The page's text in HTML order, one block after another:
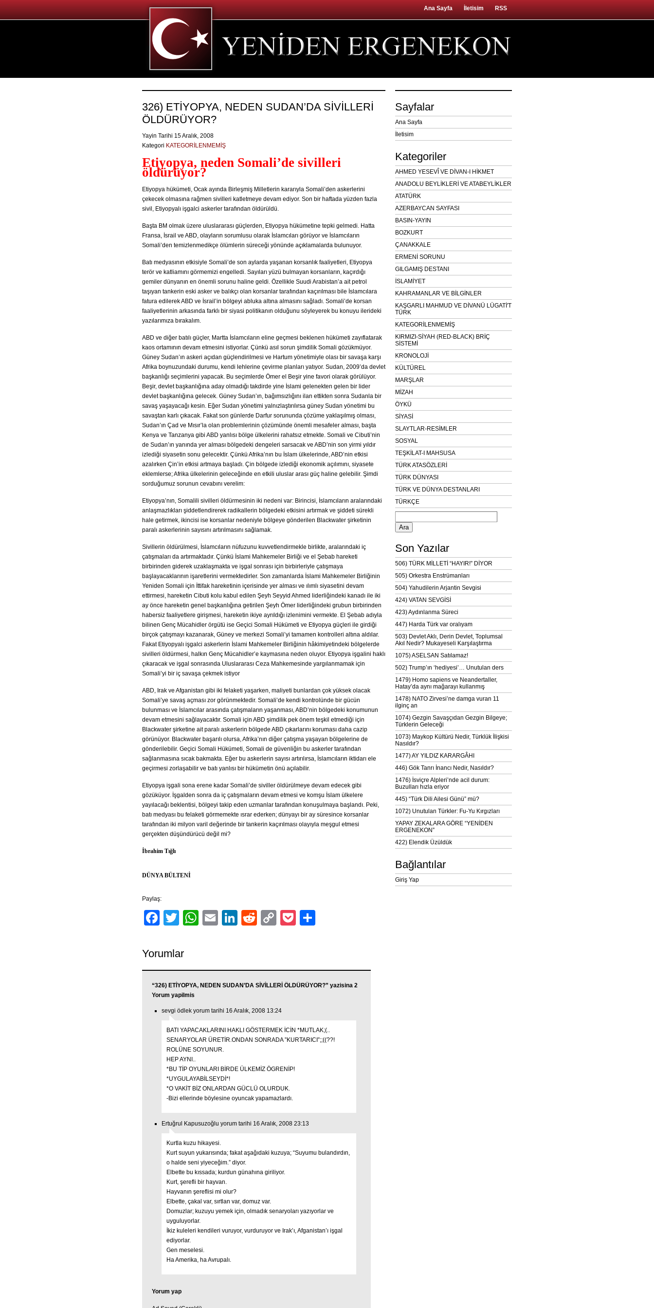
Ana Sayfa İletisim RSS
326) ETİYOPYA, NEDEN SUDAN’DA SİVİLLERİ
ÖLDÜRÜYOR?
Yayin Tarihi 15 Aralık, 2008
Kategori KATEGORİLENMEMİŞ
Etiyopya, neden Somali’de sivilleri
öldürüyor?
Etiyopya hükümeti, Ocak ayında Birleşmiş Milletlerin kararıyla Somali’den askerlerini
çekecek olmasına rağmen sivilleri katletmeye devam ediyor. Son bir haftada yüzden fazla
sivil, Etiyopyalı işgalci askerler tarafından öldürüldü.
Başta BM olmak üzere uluslararası güçlerden, Etiyopya hükümetine tepki gelmedi. Hatta
Fransa, İsrail ve ABD, olayların sorumlusu olarak İslamcıları görüyor ve İslamcıların
Somali’den temizlenmedikçe ölümlerin süreceği yönünde açıklamalarda bulunuyor.
Batı medyasının etkisiyle Somali’de son aylarda yaşanan korsanlık faaliyetleri, Etiyopya
terör ve katliamını görmemizi engelledi. Sayıları yüzü bulmayan korsanların, kaçırdığı
gemiler dünyanın en önemli sorunu haline geldi. Özellikle Suudi Arabistan’a ait petrol
taşıyan tankerin eski asker ve balıkçı olan korsanlar tarafından kaçırılması bile İslamcılara
fatura edilerek ABD ve İsrail’in bölgeyi abluka altına almasını sağladı. Somali’de korsan
faaliyetlerinin arkasında farklı bir siyasi politikanın olduğunu söyleyerek bu konuyu ilerideki
yazılarımıza bırakalım.
ABD ve diğer batılı güçler, Martta İslamcıların eline geçmesi beklenen hükümeti zayıflatarak
kaos ortamının devam etmesini istiyorlar. Çünkü asıl sorun şimdilik Somali gözükmüyor.
Güney Sudan’ın askeri açıdan güçlendirilmesi ve Hartum yönetimiyle olası bir savaşa karşı
Afrika boynuzundaki durumu, kendi lehlerine çevirme planları yatıyor. Sudan, 2009’da devlet
başkanlığı seçimlerini yapacak. Bu seçimlerde Ömer el Beşir yine favori olarak görülüyor.
Beşir, devlet başkanlığına aday olmadığı takdirde yine İslami gelenekten gelen bir lider
devlet başkanlığına gelecek. Güney Sudan’ın, bağımsızlığını ilan ettikten sonra Sudanla bir
savaş yaşayacağı kesin. Eğer Sudan yönetimi yalnızlaştırılırsa güney Sudan yönetimi bu
savaştan karlı çıkacak. Fakat son günlerde Darfur sorununda çözüme yaklaşılmış olması,
Sudan’ın Çad ve Mısır’la olan problemlerinin çözümünde önemli mesafeler alması, başta
Kenya ve Tanzanya gibi ABD yanlısı bölge ülkelerini rahatsız etmekte. Somali ve Cibuti’nin
de Sudan’ın yanında yer alması bölgedeki dengeleri sarsacak ve ABD’nin son yirmi yıldır
izlediği siyasetin sonu gelecektir. Çünkü Afrika’nın bu İslam ülkelerinde, ABD’nin etkisi
azalırken Çin’in etkisi artmaya başladı. Çin bölgede izlediği ekonomik açılımını, siyasete
eklemlerse; Afrika ülkelerinin geleceğinde en etkili uluslar arası güç haline gelebilir. Şimdi
sorduğumuz sorunun cevabını verelim:
Etiyopya’nın, Somalili sivilleri öldürmesinin iki nedeni var: Birincisi, İslamcıların aralarındaki
anlaşmazlıkları şiddetlendirerek radikallerin bölgedeki etkisini artırmak ve şiddeti sürekli
hale getirmek, ikincisi ise korsanlar nedeniyle bölgeye gönderilen Blackwater şirketinin
paralı askerlerinin sayısını artırılmasını sağlamak.
Sivillerin öldürülmesi, İslamcıların nüfuzunu kuvvetlendirmekle birlikte, aralarındaki iç
çatışmaları da artırmaktadır. Çünkü İslami Mahkemeler Birliği ve el Şebab hareketi
birbirinden giderek uzaklaşmakta ve işgal sonrası için birbirleriyle çatışmaya
başlayacaklarının işaretlerini vermektedirler. Son zamanlarda İslami Mahkemeler Birliğinin
Yeniden Somali için İttifak hareketinin içerisinde yer alması ve ılımlı siyasetini devam
ettirmesi, hareketin Cibuti kolu kabul edilen Şeyh Seyyid Ahmed liderliğindeki kanadı ile iki
ay önce hareketin genel başkanlığına getirilen Şeyh Ömer liderliğindeki grubun birbirinden
habersiz faaliyetlere girişmesi, hareketin ikiye ayrıldığı izlenimini vermekte. El Şebab adıyla
bilinen Genç Mücahidler örgütü ise Geçici Somali Hükümeti ve Etiyopya güçleri ile girdiği
birçok çatışmayı kazanarak, Güney ve merkezi Somali’yi tamamen kontrolleri altına aldılar.
Fakat Etiyopyalı işgalci askerlerin İslami Mahkemeler Birliğinin hâkimiyetindeki bölgelerde
sivilleri öldürmesi, halkın Genç Mücahidler’e kaymasına neden oluyor. Etiyopya işgalini haklı
çıkaracak ve işgal sonrasında Uluslararası Ceza Mahkemesinde yargılanmamak için
Somali’yi bir iç savaşa çekmek istiyor
ABD, Irak ve Afganistan gibi iki felaketi yaşarken, maliyeti bunlardan çok yüksek olacak
Somali’ye savaş açması zor görünmektedir. Somali’de kendi kontrolünde bir gücün
bulunması ve İslamcılar arasında çatışmaların yaşanması, ABD’nin bölgedeki konumunun
devam etmesini sağlayacaktır. Somali için ABD şimdilik pek önem teşkil etmediği için
Blackwater şirketine ait paralı askerlerin bölgede ABD çıkarlarını koruması daha cazip
görünüyor. Blackwater başarılı olursa, Afrika’nın diğer çatışma yaşayan bölgelerine de
gönderilebilir. Geçici Somali Hükümeti, Somali de güvenliğin bu askerler tarafından
sağlanmasına sıcak bakmakta. Eğer bu askerlerin sayısı artırılırsa, İslamcıların iktidarı ele
geçirmesi zorlaşabilir ve batı yanlısı bir hükümetin önü açılabilir.
Etiyopya işgali sona erene kadar Somali’de siviller öldürülmeye devam edecek gibi
gözüküyor. İşgalden sonra da iç çatışmaların devam etmesi ve komşu İslam ülkelere
yayılacağı beklentisi, bölgeyi takip eden uzmanlar tarafından konuşulmaya başlandı. Peki,
batı medyası bu felaketi görmemekte ısrar ederken; dünyayı bir ay süresince korsanlar
tarafından iki milyon varil değerinde bir tankerin kaçırılması olayıyla meşgul etmesi
gerçekten düşündürücü değil mi?
İbrahim Tığlı
DÜNYA BÜLTENİ
Paylaş:
Facebook
TwitterWhatsApp
EmailLinkedIn
RedditCopyPocket
Yorumlar
“326) ETİYOPYA, NEDEN SUDAN’DA SİVİLLERİ ÖLDÜRÜYOR?” yazisina 2
Yorum yapilmis
sevgi ödlek yorum tarihi 16 Aralık, 2008 13:24
BATI YAPACAKLARINI HAKLI GÖSTERMEK İCİN *MUTLAK;(..
SENARYOLAR ÜRETİR.ONDAN SONRADA ”KURTARICI”;;((??!
ROLÜNE SOYUNUR.
HEP AYNI..
*BU TİP OYUNLARI BİRDE ÜLKEMİZ ÖGRENİP!
*UYGULAYABİLSEYDİ*!
*O VAKİT BİZ ONLARDAN GÜCLÜ OLURDUK.
-Bizi ellerinde böylesine oyuncak yapamazlardı.
Ertuğrul Kapusuzoğlu yorum tarihi 16 Aralık, 2008 23:13
Kurtla kuzu hikayesi.
Kurt suyun yukarısında; fakat aşağıdaki kuzuya; “Suyumu bulandırdın,
o halde seni yiyeceğim.” diyor.
Elbette bu kıssada; kurdun günahına giriliyor.
Kurt, şerefli bir hayvan.
Hayvanın şereflisi mi olur?
Elbette, çakal var, sırtlan var, domuz var.
Domuzlar; kuzuyu yemek için, olmadık senaryoları yazıyorlar ve
uyguluyorlar.
İkiz kuleleri kendileri vuruyor, vurduruyor ve Irak’ı, Afganistan’ı işgal
ediyorlar.
Gen meselesi.
Ha Amerika, ha Avrupalı.
Yorum yap
Sayfalar
Ana Sayfa
İletisim
Kategoriler
AHMED YESEVÎ VE DİVAN-I HİKMET
ANADOLU BEYLİKLERİ VE ATABEYLİKLER
ATATÜRK
AZERBAYCAN SAYFASI
BASIN-YAYIN
BOZKURT
ÇANAKKALE
ERMENİ SORUNU
GILGAMIŞ DESTANI
İSLAMİYET
KAHRAMANLAR VE BİLGİNLER
KAŞGARLI MAHMUD VE DİVANÜ LÜGATİ'T
TÜRK
KATEGORİLENMEMİŞ
KIRMIZI-SİYAH (RED-BLACK) BRİÇ
SİSTEMİ
KRONOLOJİ
KÜLTÜREL
MARŞLAR
MİZAH
ÖYKÜ
SİYASİ
SLAYTLAR-RESİMLER
SOSYAL
TEŞKİLAT-I MAHSUSA
TÜRK ATASÖZLERİ
TÜRK DÜNYASI
TÜRK VE DÜNYA DESTANLARI
TÜRKÇE
Arama:
Son Yazılar
506) TÜRK MİLLETİ “HAYIR!” DİYOR
505) Orkestra Enstrümanları
504) Yahudilerin Arjantin Sevgisi
424) VATAN SEVGİSİ
423) Aydınlanma Süreci
447) Harda Türk var oralıyam
503) Devlet Aklı, Derin Devlet, Toplumsal
Akıl Nedir? Mukayeseli Karşılaştırma
1075) ASELSAN Satılamaz!
502) Trump’ın ‘hediyesi’… Unutulan ders
1479) Homo sapiens ve Neandertaller,
Hatay’da aynı mağarayı kullanmış
1478) NATO Zirvesi’ne damga vuran 11
ilginç an
1074) Gezgin Savaşçıdan Gezgin Bilgeye;
Türklerin Geleceği
1073) Maykop Kültürü Nedir, Türklük İlişkisi
Nasıldır?
1477) AY YILDIZ KARARGÂHI
446) Gök Tanrı İnancı Nedir, Nasıldır?
1476) İsviçre Alpleri’nde acil durum:
Buzulları hızla eriyor
445) “Türk Dili Ailesi Günü” mü?
1072) Unutulan Türkler: Fu-Yu Kırgızları
YAPAY ZEKALARA GÖRE “YENİDEN
ERGENEKON”
422) Elendik Üzüldük
Bağlantılar
Giriş Yap